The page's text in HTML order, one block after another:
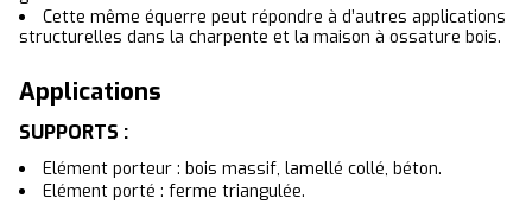
Cette même équerre peut répondre à d’autres applications
structurelles dans la charpente et la maison à ossature bois.
Applications
SUPPORTS :
Elément porteur : bois massif, lamellé collé, béton.
Elément porté : ferme triangulée.